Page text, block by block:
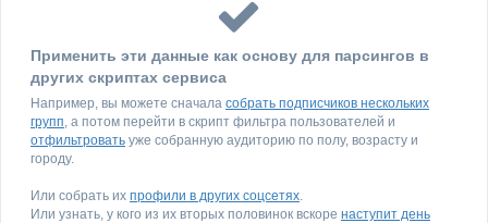
Применить эти данные как основу для парсингов в
других скриптах сервиса
Например, вы можете сначала собрать подписчиков нескольких
групп, а потом перейти в скрипт фильтра пользователей и
отфильтровать уже собранную аудиторию по полу, возрасту и
городу.
Или собрать их профили в других соцсетях.
Или узнать, у кого из их вторых половинок вскоре наступит день